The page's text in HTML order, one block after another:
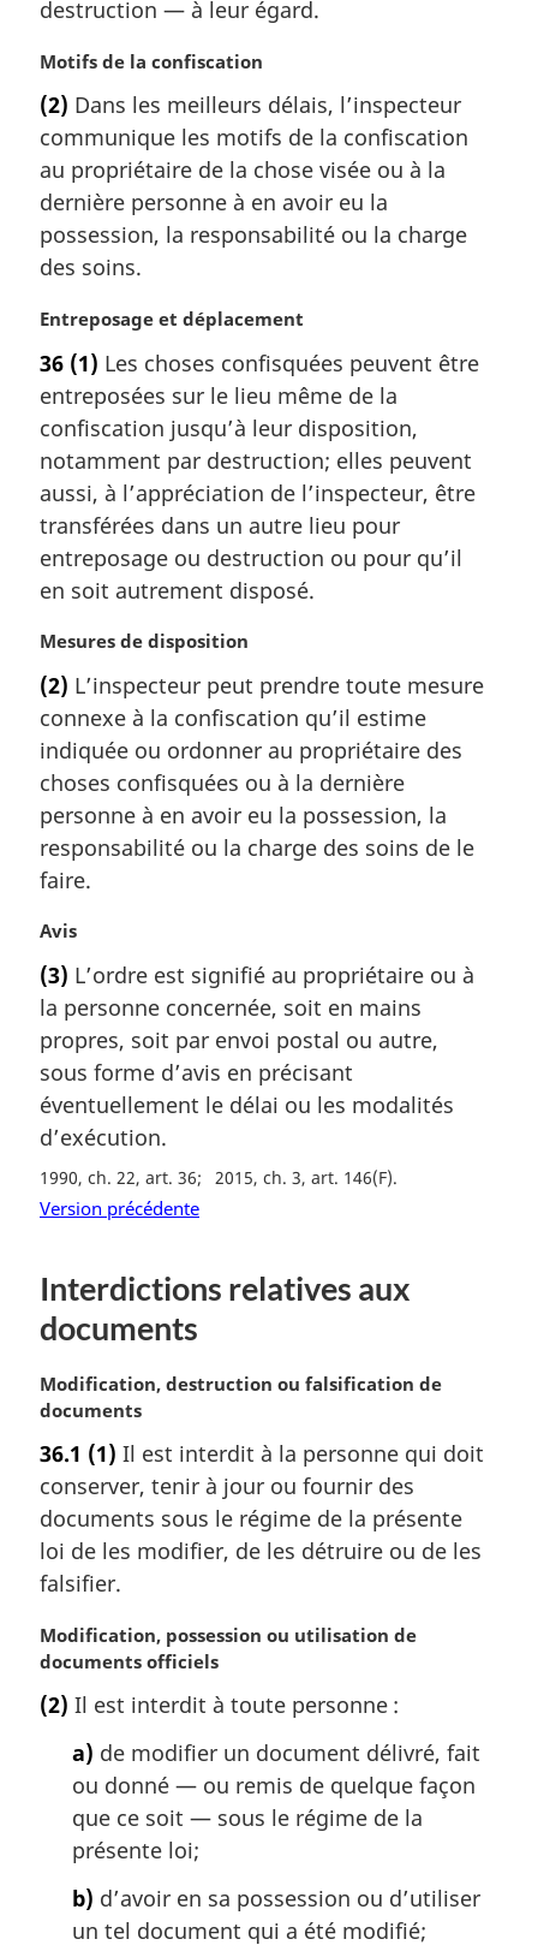
e
:
destruction — à leur égard.
N
t
e
m
a
g
i
a
l
e
:
Motifs de la confiscation
(2) Dans les meilleurs délais, l’inspecteur
communique les motifs de la confiscation
au propriétaire de la chose visée ou à la
dernière personne à en avoir eu la
possession, la responsabilité ou la charge
des soins.
N
t
e
m
r
g
i
n
a
e
Entreposage et déplacement
36 (1) Les choses confisquées peuvent être
entreposées sur le lieu même de la
confiscation jusqu’à leur disposition,
notamment par destruction; elles peuvent
aussi, à l’appréciation de l’inspecteur, être
transférées dans un autre lieu pour
entreposage ou destruction ou pour qu’il
en soit autrement disposé.
N
t
e
m
a
g
i
n
l
:
Mesures de disposition
(2) L’inspecteur peut prendre toute mesure
connexe à la confiscation qu’il estime
indiquée ou ordonner au propriétaire des
choses confisquées ou à la dernière
personne à en avoir eu la possession, la
responsabilité ou la charge des soins de le
faire.
N
t
e
m
a
g
i
n
l
:
Avis
(3) L’ordre est signifié au propriétaire ou à
la personne concernée, soit en mains
propres, soit par envoi postal ou autre,
sous forme d’avis en précisant
éventuellement le délai ou les modalités
d’exécution.
1990, ch. 22, art. 36 2015, ch. 3, art. 146(F)
Version précédente
Interdictions relatives aux
documents
N
o
e
m
a
r
i
a
l
e
Modification, destruction ou falsification de
documents
36.1 (1) Il est interdit à la personne qui doit
conserver, tenir à jour ou fournir des
documents sous le régime de la présente
loi de les modifier, de les détruire ou de les
falsifier.
N
o
e
Modification, possession ou utilisation de
documents officiels
(2) Il est interdit à toute personne :
a) de modifier un document délivré, fait
ou donné — ou remis de quelque façon
que ce soit — sous le régime de la
présente loi;
b) d’avoir en sa possession ou d’utiliser
un tel document qui a été modifié;